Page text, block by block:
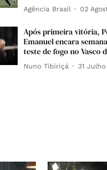
Agência Brasil 02
Após primeira vitória,
Emanuel encara
teste de fogo no Vasco
Nuno Tibiriçá 31